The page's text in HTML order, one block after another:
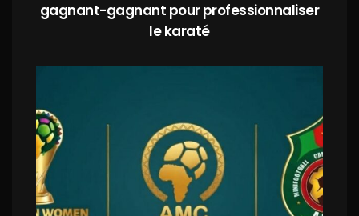
gagnant-gagnant pour professionnaliser
le karaté